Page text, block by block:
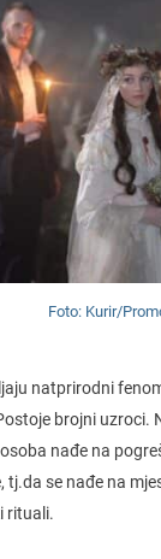
Foto: Kurir/
natprirodni
brojni uzroci.
nađe na
tj.da se nađe na
rituali.